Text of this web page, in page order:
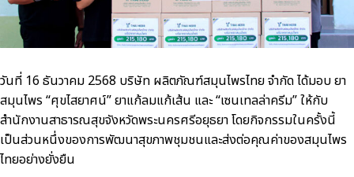
วันที่ 16 ธันวาคม 2568 บริษัท ผลิตภัณฑ์สมุนไพรไทย จำกัด ได้มอบ ยา
สมุนไพร “ศุขไสยาศน์”ยาแก้ลมแก้เส้น และ“เซนเทลล่าครีม”ให้กับ
สำนักงานสาธารณสุขจังหวัดพระนครศรีอยุธยา โดยกิจกรรมในครั้งนี้
เป็นส่วนหนึ่งของการพัฒนาสุขภาพชุมชนและส่งต่อคุณค่าของสมุนไพร
ไทยอย่างยั่งยืน